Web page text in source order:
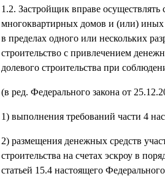
1.2. Застройщик вправе осуществлять
многоквартирных домов и (или)
в пределах одного или нескольких
строительство с привлечением
долевого строительства при
(в ред. Федерального закона от
1) выполнения требований части 4
2) размещения денежных средств
строительства на счетах эскроу в
статьей 15.4 настоящего